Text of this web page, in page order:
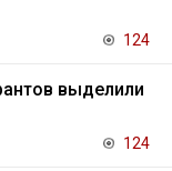
124
выделили
124